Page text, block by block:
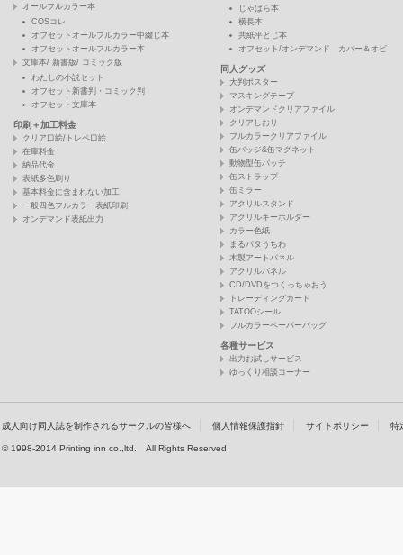
オールフルカラー本
COSコレ
オフセットオールフルカラー中綴じ本
オフセットオールフルカラー本
文庫本/ 新書版/ コミック版
わたしの小説セット
オフセット新書判・コミック判
オフセット文庫本
印刷＋加工料金
クリア口絵/トレペ口絵
在庫料金
納品代金
表紙多色刷り
基本料金に含まれない加工
一般四色フルカラー表紙印刷
オンデマンド表紙出力
じゃばら本
横長本
共紙平とじ本
オフセット/オンデマンド カバー＆オビ
同人グッズ
大判ポスター
マスキングテープ
オンデマンドクリアファイル
クリアしおり
フルカラークリアファイル
缶バッジ&缶マグネット
動物型缶バッチ
缶ストラップ
缶ミラー
アクリルスタンド
アクリルキーホルダー
カラー色紙
まるパタうちわ
木製アートパネル
アクリルパネル
CD/DVDをつくっちゃおう
トレーディングカード
TATOOシール
フルカラーペーパーバッグ
各種サービス
出力お試しサービス
ゆっくり相談コーナー
成人向け同人誌を制作されるサークルの皆様へ 個人情報保護指針 サイトポリシー 特
© 1998-2014 Printing inn co.,ltd. All Rights Reserved.